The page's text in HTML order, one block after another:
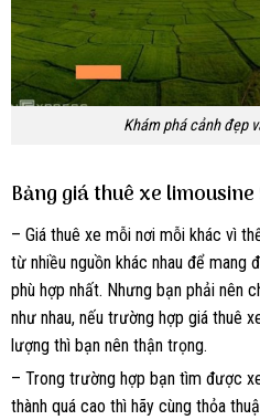
Khám phá cảnh đẹp
Bảng giá thuê xe limousine
– Giá thuê xe mỗi nơi mỗi khác vì
từ nhiều nguồn khác nhau để mang
phù hợp nhất. Nhưng bạn phải nên
như nhau, nếu trường hợp giá thuê
lượng thì bạn nên thận trọng.
– Trong trường hợp bạn tìm được
thành quá cao thì hãy cùng thỏa